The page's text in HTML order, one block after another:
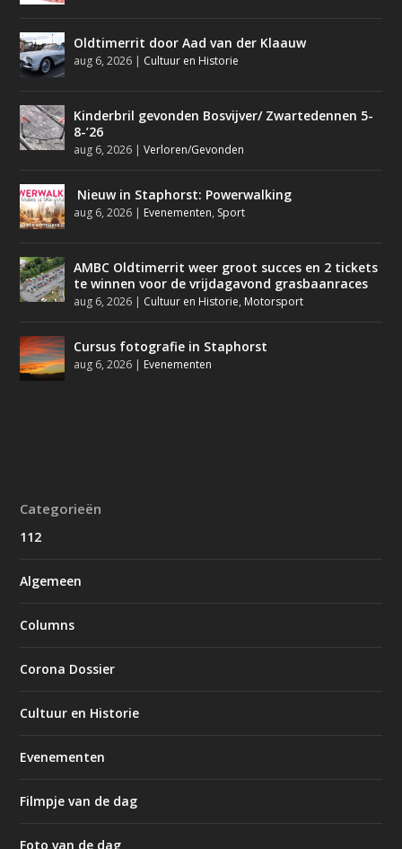
Oldtimerrit door Aad van der Klaauw
aug 6, 2026 | Cultuur en Historie
Kinderbril gevonden Bosvijver/ Zwartedennen 5-
8-’26
aug 6, 2026 |Verloren/Gevonden
Nieuw in Staphorst: Powerwalking
aug 6, 2026 | Evenementen, Sport
AMBC Oldtimerrit weer groot succes en 2 tickets
te winnen voor de vrijdagavond grasbaanraces
aug 6, 2026 | Cultuur en Historie, Motorsport
Cursus fotografie in Staphorst
aug 6, 2026 | Evenementen
Categorieën
112
Algemeen
Columns
Corona Dossier
Cultuur en Historie
Evenementen
Filmpje van de dag
Foto van de dag